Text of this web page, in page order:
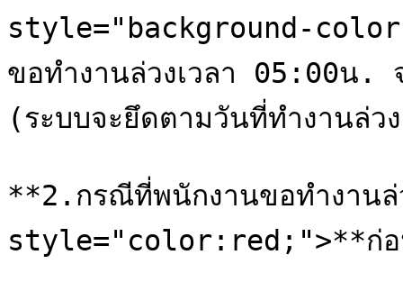
style="background-
ขอทำงานล่วงเวลา 05:00น
(ระบบจะยึดตามวันที่ทำงานล่ว
**2.กรณีที่พนักงานขอทำงาน
style="color:red;">**ก่อน